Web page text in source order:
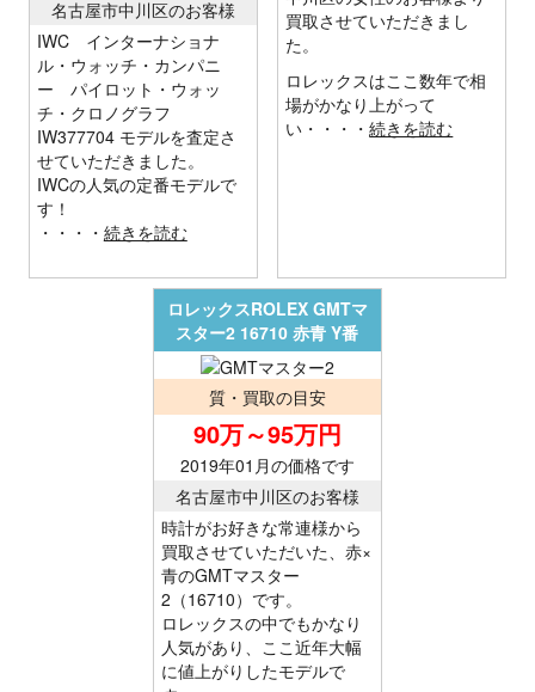
名古屋市中川区のお客様
IWC インターナショナ
ル・ウォッチ・カンパニ
ー パイロット・ウォッ
チ・クロノグラフ
IW377704 モデルを査定さ
せていただきました。
IWCの人気の定番モデルで
す！
・・・・ 続きを読む
買取させていただきまし
た。
ロレックスはここ数年で相
場がかなり上がって
い・・・・続きを読む
ロレックスROLEX GMTマ
スター2 16710 赤青 Y番
質・買取の目安
90万～95万円
2019年01月の価格です
名古屋市中川区のお客様
時計がお好きな常連様から
買取させていただいた、赤×
青のGMTマスター
2（16710）です。
ロレックスの中でもかなり
人気があり、ここ近年大幅
に値上がりしたモデルで